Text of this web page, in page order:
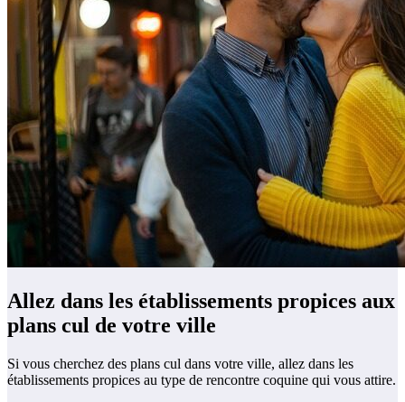
Allez dans les établissements propices aux
plans cul de votre ville
Si vous cherchez des plans cul dans votre ville, allez dans les
établissements propices au type de rencontre coquine qui vous attire.